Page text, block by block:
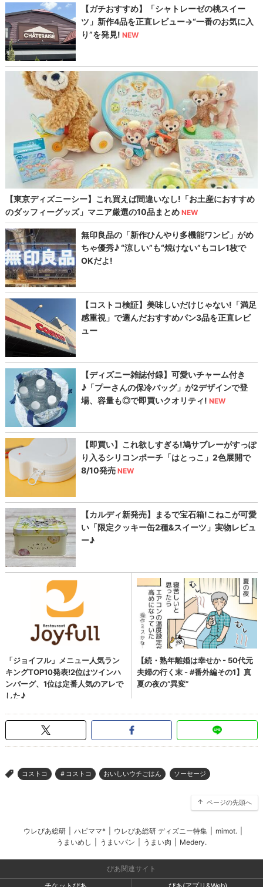
> コストコ ＃コストコ おいしいウチごはん ソーセージ
ページの先頭へ
ウレぴあ総研 ハピママ* ウレぴあ総研 ディズニー特集 mimot.
うまいめし
うまいパン うまい肉 Medery.
ぴあ関連サイト